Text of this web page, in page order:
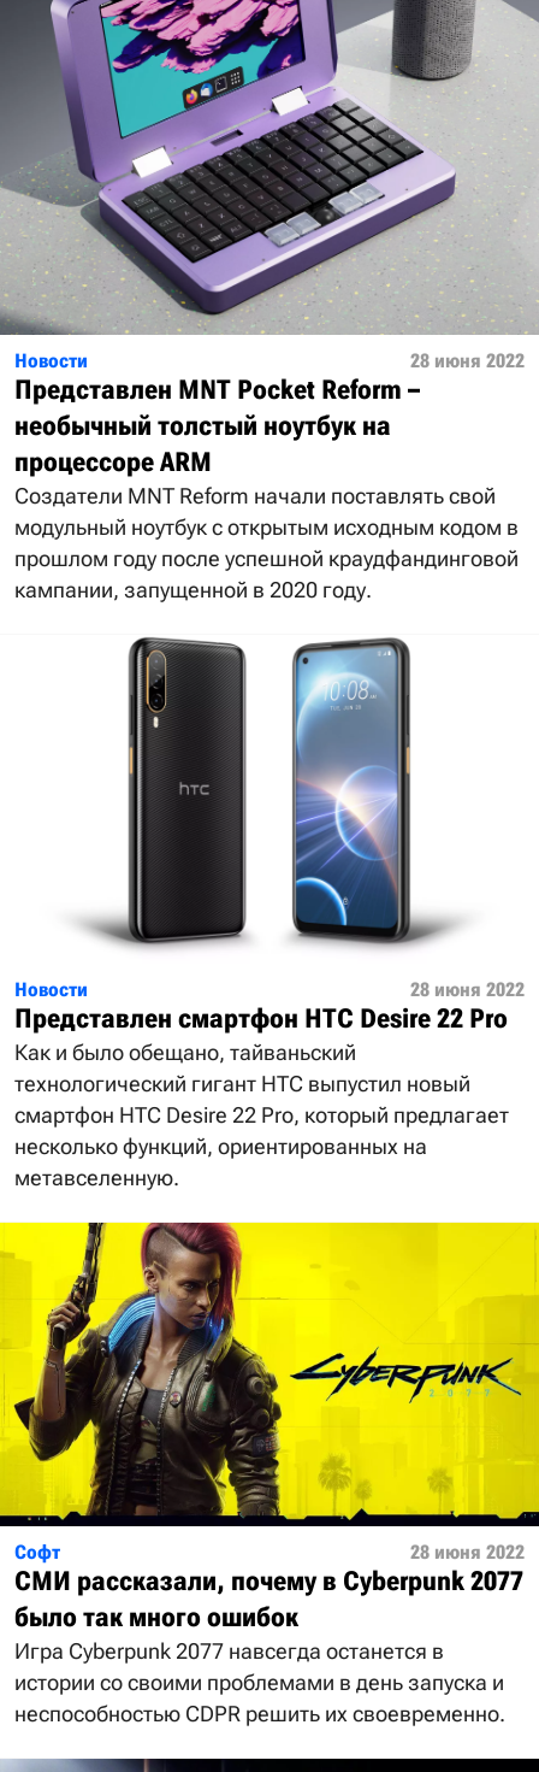
Новости 28 июня 2022
Представлен MNT Pocket Reform –
необычный толстый ноутбук на
процессоре ARM
Создатели MNT Reform начали поставлять свой
модульный ноутбук с открытым исходным кодом в
прошлом году после успешной краудфандинговой
кампании, запущенной в 2020 году.
Новости 28 июня 2022
Представлен смартфон HTC Desire 22 Pro
Как и было обещано, тайваньский
технологический гигант HTC выпустил новый
смартфон HTC Desire 22 Pro, который предлагает
несколько функций, ориентированных на
метавселенную.
Софт 28 июня 2022
СМИ рассказали, почему в Cyberpunk 2077
было так много ошибок
Игра Cyberpunk 2077 навсегда останется в
истории со своими проблемами в день запуска и
неспособностью CDPR решить их своевременно.